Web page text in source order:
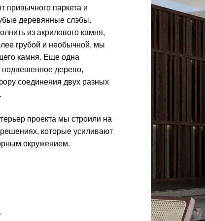
привычного паркета и
деревянные слэбы.
из акрилового камня,
грубой и необычной, мы
камня. Еще одна
подвешенное дерево,
соединения двух разных
проекта мы строили на
которые усиливают
окружением.